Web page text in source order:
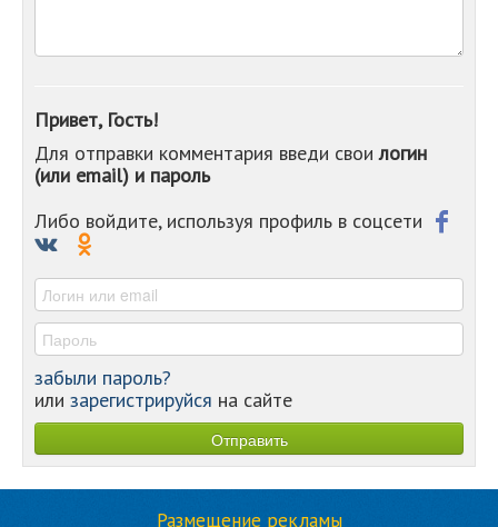
-
-
-
Привет, Гость!
Для отправки комментария введи своилогин
(или email) и пароль
Либо войдите, используя профиль в соцсети
забыли пароль?
или зарегистрируйся на сайте
Размещение рекламы